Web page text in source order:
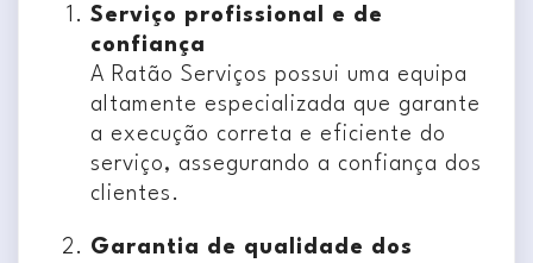
Serviço profissional e de
confiança
A Ratão Serviços possui uma equipa
altamente especializada que garante
a execução correta e eficiente do
serviço, assegurando a confiança dos
clientes.
Garantia de qualidade dos